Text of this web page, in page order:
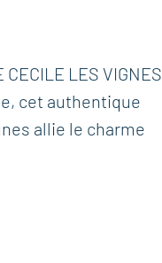
LES VIGNES
cet authentique
allie le charme